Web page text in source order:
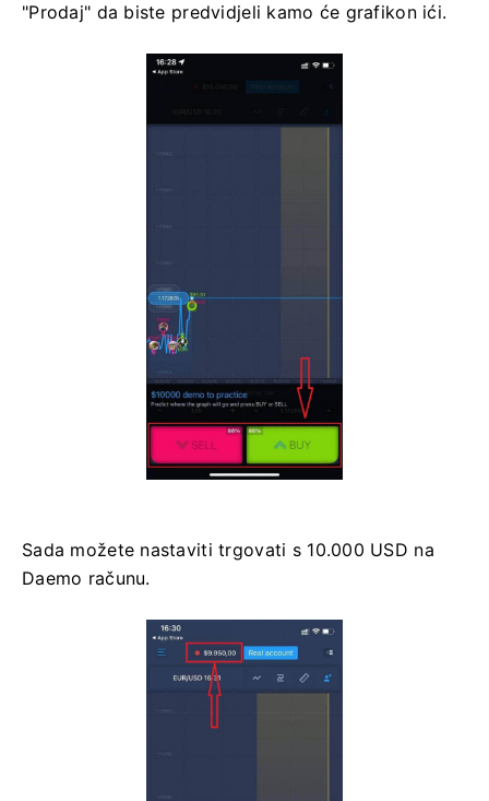
"Prodaj" da biste predvidjeli kamo će grafikon ići.
Sada možete nastaviti trgovati s 10.000 USD na
Daemo računu.